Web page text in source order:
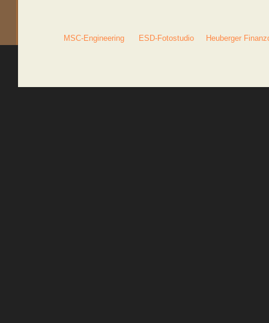
MSC-Engineering ESD-Fotostudio Heuberger